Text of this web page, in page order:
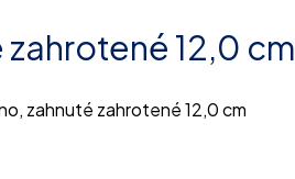
12,0 cm
zahnuté zahrotené 12,0 cm